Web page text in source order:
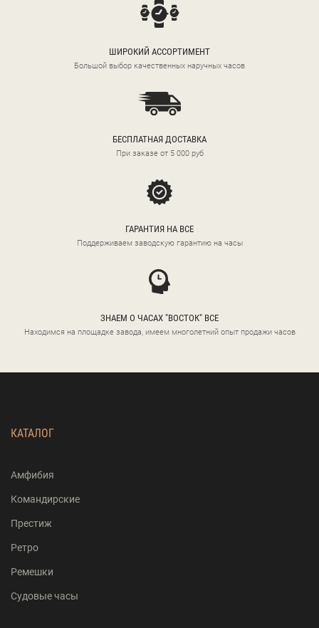
ШИРОКИЙ АССОРТИМЕНТ
Большой выбор качественных наручных часов
БЕСПЛАТНАЯ ДОСТАВКА
При заказе от 5 000 руб
ГАРАНТИЯ НА ВСЕ
Поддерживаем заводскую гарантию на часы
ЗНАЕМ О ЧАСАХ "ВОСТОК" ВСЕ
Находимся на площадке завода, имеем многолетний опыт продажи часов
КАТАЛОГ
Амфибия
Командирские
Престиж
Ретро
Ремешки
Судовые часы